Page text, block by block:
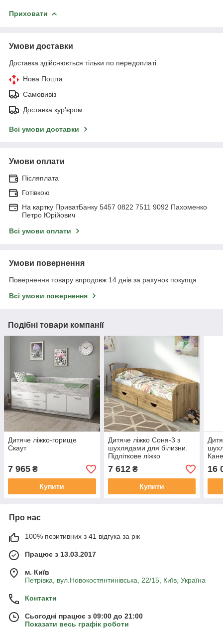
Приховати
Умови доставки
Доставка здійснюється тільки по передоплаті.
Нова Пошта
Самовивіз
Доставка кур'єром
Всі умови доставки
Умови оплати
Післяплата
Готівкою
На картку ПриватБанку 5457 0822 7511 9092 Пахоменко
Петро Юрійович
Всі умови оплати
Умови повернення
Повернення товару впродовж 14 днів за рахунок покупця
Всі умови повернення
Подібні товари компанії
Дитяче ліжко-горище
Скаут
7 965 ₴
Купити
Дитяче ліжко Соня-3 з
шухлядами для білизни.
Підліткове ліжко
7 612₴
Купити
16
Про нас
100% позитивних з 41 відгука за рік
Працює з 13.03.2017
м. Київ
Петрівка, вул.Новокостянтинівська, 22/15, Київ, Україна
Контакти
Сьогодні працює з 09:00 до 21:00
Показати весь графік роботи